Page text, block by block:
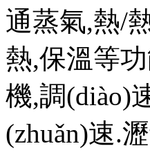
通蒸氣,熱/
熱,保溫等
機,調(diào)
(zhuǎn)速.